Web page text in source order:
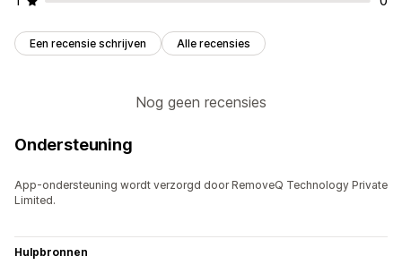
Een recensie schrijven Alle recensies
Nog geen recensies
Ondersteuning
App-ondersteuning wordt verzorgd door RemoveQ Technology Private
Limited.
Hulpbronnen